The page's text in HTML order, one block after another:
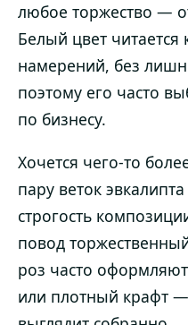
любое торжество —
Белый цвет читается
намерений, без
поэтому его часто
по бизнесу.
Хочется чего-то
пару веток
строгость
повод
роз часто
или плотный крафт